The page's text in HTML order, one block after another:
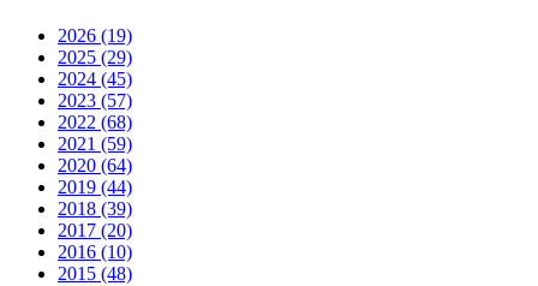
2026 (19)
2025 (29)
2024 (45)
2023 (57)
2022 (68)
2021 (59)
2020 (64)
2019 (44)
2018 (39)
2017 (20)
2016 (10)
2015 (48)